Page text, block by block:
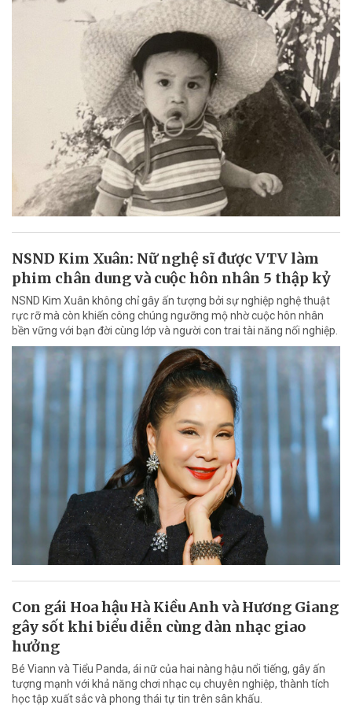
NSND Kim Xuân: Nữ nghệ sĩ được VTV làm
phim chân dung và cuộc hôn nhân 5 thập kỷ
NSND Kim Xuân không chỉ gây ấn tượng bởi sự nghiệp nghệ thuật
rực rỡ mà còn khiến công chúng ngưỡng mộ nhờ cuộc hôn nhân
bền vững với bạn đời cùng lớp và người con trai tài năng nối nghiệp.
Con gái Hoa hậu Hà Kiều Anh và Hương Giang
gây sốt khi biểu diễn cùng dàn nhạc giao
hưởng
Bé Viann và Tiểu Panda, ái nữ của hai nàng hậu nổi tiếng, gây ấn
tượng mạnh với khả năng chơi nhạc cụ chuyên nghiệp, thành tích
học tập xuất sắc và phong thái tự tin trên sân khấu.